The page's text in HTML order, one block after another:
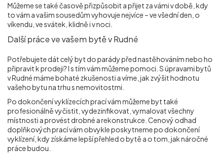
Můžeme se také časově přizpůsobit a přijet za vámi v době, kdy
to vám a vašim sousedům vyhovuje nejvíce – ve všední den, o
víkendu, ve svátek, klidně i v noci.
Další práce ve vašem bytě v Rudné
Potřebujete dát celý byt do parády před nastěhováním nebo ho
připravit k prodeji? I s tím vám můžeme pomoci. S úpravami bytů
v Rudné máme bohaté zkušenosti a víme, jak zvýšit hodnotu
vašeho bytu na trhu s nemovitostmi.
Po dokončení vyklízecích prací vám můžeme byt také
profesionálně vyčistit, vydezinfikovat, vymalovat všechny
místnosti a provést drobné a rekonstrukce. Cenový odhad
doplňkových prací vám obvykle poskytneme po dokončení
vyklízení, kdy získáme lepší přehled o bytě a o tom, jak náročné
práce budou.